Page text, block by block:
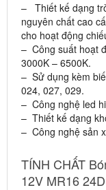
– Thiết kế dạng
nguyên chất cao
cho hoạt động
– Công suất hoạt
3000K – 6500K.
– Sử dụng kèm
024, 027, 029.
– Công nghệ led
– Thiết kế dạng
– Công nghệ sản
TÍNH CHẤT
12V MR16 24D